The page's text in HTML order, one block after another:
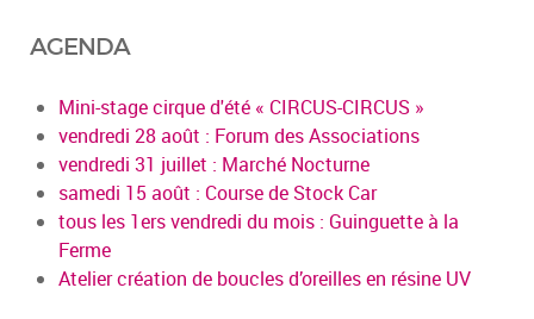
AGENDA
Mini-stage cirque d'été « CIRCUS-CIRCUS »
vendredi 28 août : Forum des Associations
vendredi 31 juillet : Marché Nocturne
samedi 15 août : Course de Stock Car
tous les 1ers vendredi du mois : Guinguette à la
Ferme
Atelier création de boucles d’oreilles en résine UV